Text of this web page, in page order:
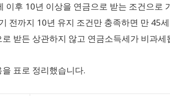
이후 10년 이상을 연금으로 받는 조건으로
전까지 10년 유지 조건만 충족하면 만 45
받든 상관하지 않고 연금소득세가 비과세
표로 정리했습니다.